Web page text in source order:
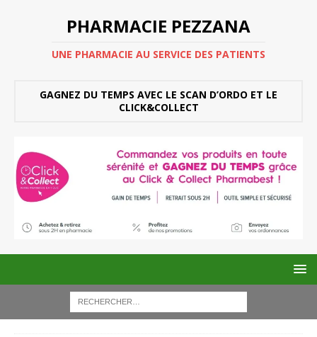
PHARMACIE PEZZANA
UNE PHARMACIE AU SERVICE DES PATIENTS
GAGNEZ DU TEMPS AVEC LE SCAN D’ORDO ET LE
CLICK&COLLECT